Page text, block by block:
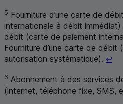
5 Fourniture d’une carte de
internationale à débit immédiat)
débit (carte de paiement
Fourniture d’une carte de débit
autorisation systématique). ↩
6 Abonnement à des services
(internet, téléphone fixe, SMS,